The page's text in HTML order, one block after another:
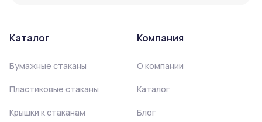
Каталог
Бумажные стаканы
Пластиковые стаканы
Крышки к стаканам
Компания
О компании
Каталог
Блог